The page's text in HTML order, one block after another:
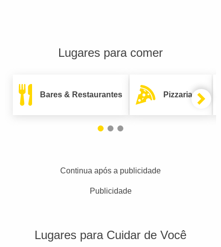
Lugares para comer
Bares & Restaurantes Pizzarias
Continua após a publicidade
Publicidade
Lugares para Cuidar de Você